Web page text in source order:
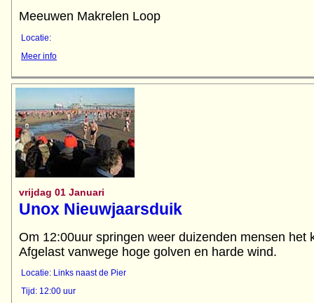
Meeuwen Makrelen Loop
Locatie:
Meer info
vrijdag 01 Januari
Unox Nieuwjaarsduik
Om 12:00uur springen weer duizenden mensen het
Afgelast vanwege hoge golven en harde wind.
Locatie: Links naast de Pier
Tijd: 12:00 uur